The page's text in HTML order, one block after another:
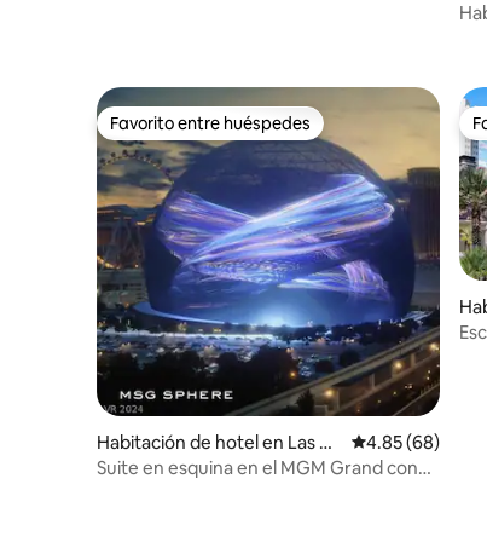
gas
Favorito entre huéspedes
Favorito entre huéspedes
Habitación de hotel en Las Ve
gas
Calificación
4.85 (68)
Suite en esquina en el MGM Grand con